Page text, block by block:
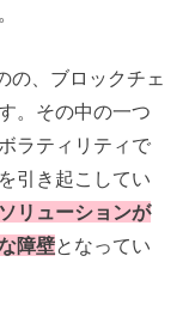
の、ブロックチェ
。その中の一つ
ラティリティで
引き起こしてい
リューションが
障壁となってい